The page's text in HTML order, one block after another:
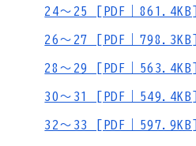
24～25 [PDF｜861.4KB]
26～27 [PDF｜798.3KB]
28～29 [PDF｜563.4KB]
30～31 [PDF｜549.4KB]
32～33 [PDF｜597.9KB]